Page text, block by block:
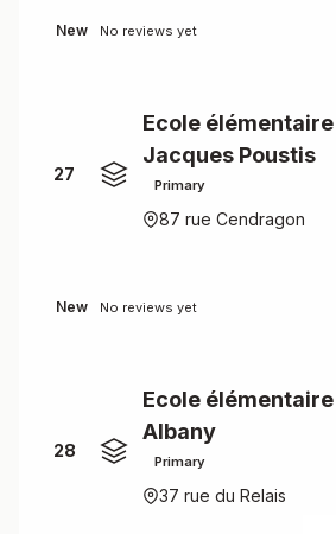
New No reviews yet
27
Ecole
Jacques Poustis
Primary
87 rue Cendragon
New No reviews yet
28
Ecole
Albany
Primary
37 rue du Relais